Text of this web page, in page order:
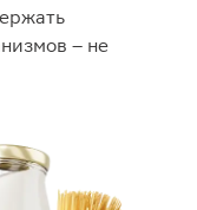
– не